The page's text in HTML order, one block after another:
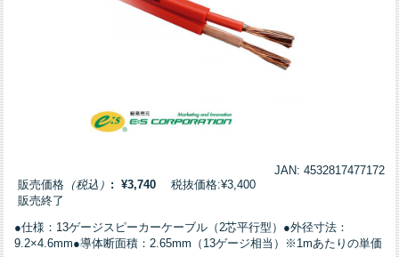
JAN: 4532817477172
販売価格 （税込） : ¥3,740 税抜価格:¥3,400
販売終了
●仕様：13ゲージスピーカーケーブル（2芯平行型）●外径寸法：
9.2×4.6mm●導体断面積：2.65mm（13ゲージ相当）※1mあたりの単価